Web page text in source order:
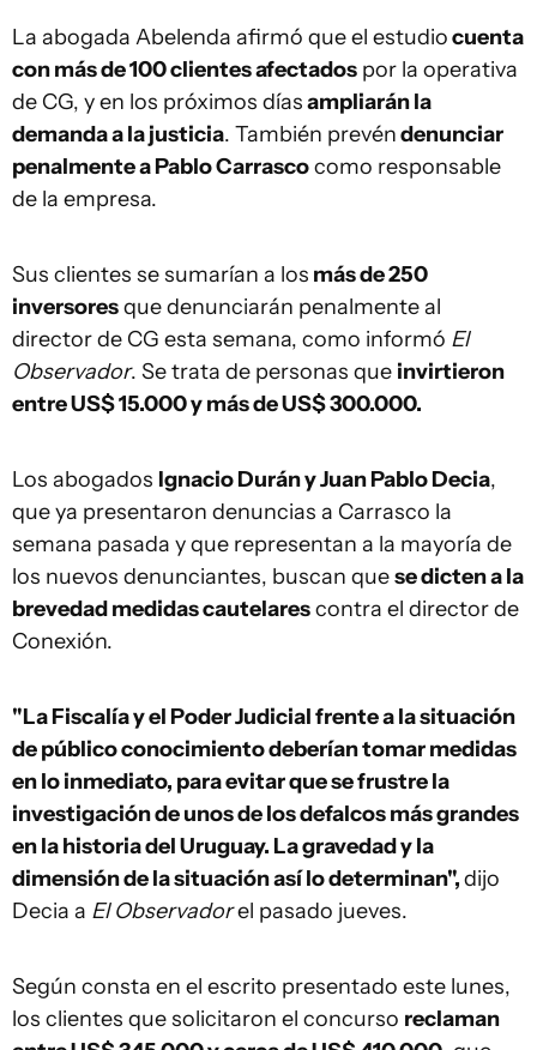
La abogada Abelenda afirmó que el estudiocuenta
con más de 100 clientes afectados por la operativa
de CG, y en los próximos díasampliarán la
demanda a la justicia. También prevéndenunciar
penalmente a Pablo Carrascocomo responsable
de la empresa.
Sus clientes se sumarían a los más de 250
inversoresque denunciarán penalmente al
director de CG esta semana, como informó El
Observador. Se trata de personas que invirtieron
entre US$ 15.000 y más de US$ 300.000.
Los abogados Ignacio Durán y Juan Pablo Decia,
que ya presentaron denuncias a Carrasco la
semana pasada y que representan a la mayoría de
los nuevos denunciantes, buscan quese dicten a la
brevedad medidas cautelarescontra el director de
Conexión.
"La Fiscalía y el Poder Judicial frente a la situación
de público conocimiento deberían tomar medidas
en lo inmediato, para evitar que se frustre la
investigación de unos de los defalcos más grandes
en la historia del Uruguay. La gravedad y la
dimensión de la situación así lo determinan",dijo
Decia a El Observadorel pasado jueves.
Según consta en el escrito presentado este lunes,
los clientes que solicitaron el concurso reclaman